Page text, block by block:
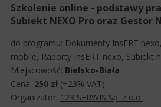
Szkolenie online - podstawy
Subiekt NEXO Pro oraz Gestor
do programu: Dokumenty InsERT nexo,
mobile, Raporty InsERT nexo, Subiekt
Miejscowość: Bielsko-Biała
Cena: 250 zł (+23% VAT)
Organizator: 123 SERWIS Sp. z o.o.